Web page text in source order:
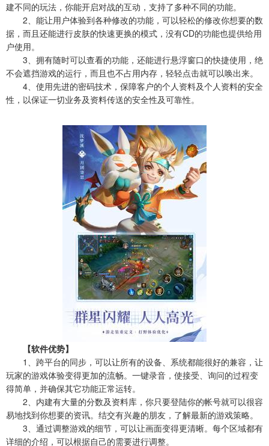
建不同的玩法，你能开启对战的互动，支持了多种不同的功能。
2、能让用户体验到各种修改的功能，可以轻松的修改你想要的数
据，而且还能进行皮肤的快速更换的模式，没有CD的功能也提供给用
户使用。
3、拥有随时可以查看的功能，还能进行悬浮窗口的快捷使用，绝
不会遮挡游戏的运行，而且也不占用内存，轻轻点击就可以唤出来。
4、使用先进的密码技术，保障客户的个人资料及个人资料的安全
性，以保证一切业务及资料传送的安全性及可靠性。
【软件优势】
1、跨平台的同步，可以让所有的设备、系统都能很好的兼容，让
玩家的游戏体验变得更加的流畅。一键录音，使接受、询问的过程变
得简单，并确保其它功能正常运转。
2、内建有大量的分数及资料库，你只要登陆你的帐号就可以很容
易地找到你想要的资讯。结交有兴趣的朋友，了解最新的游戏策略。
3、通过调整游戏的细节，可以让画面变得更清晰。每个区域都有
详细的介绍，可以根据自己的需要进行调整。